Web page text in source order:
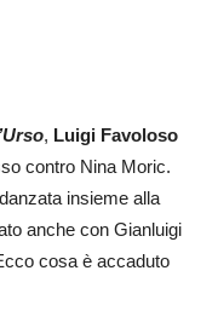
, Luigi Favoloso
contro Nina Moric.
insieme alla
anche con Gianluigi
cosa è accaduto